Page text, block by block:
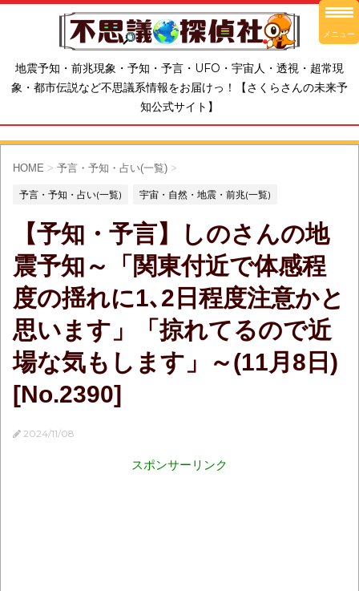
地震予知・前兆現象・予知・予言・UFO・宇宙人・透視・超常現
象・都市伝説など不思議系情報をお届けっ！【さくらさんの未来予
知公式サイト】
HOME > 予言・予知・占い(一覧) >
予言・予知・占い(一覧) 宇宙・自然・地震・前兆(一覧)
【予知・予言】しのさんの地
震予知～「関東付近で体感程
度の揺れに1､2日程度注意かと
思います」「掠れてるので近
場な気もします」～(11月8日)
[No.2390]
2024/11/08
スポンサーリンク
メニュー